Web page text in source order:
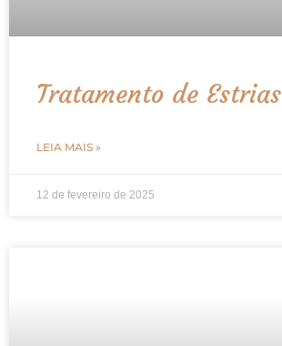
Tratamento de Estrias
LEIA MAIS »
12 de fevereiro de 2025